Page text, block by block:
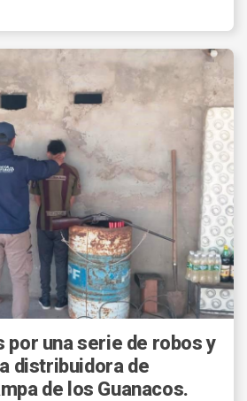
por una serie de robos y
distribuidora de
de los Guanacos.